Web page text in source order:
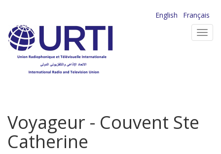
contenu
principal
English
Français
Voyageur - Couvent Ste
Catherine